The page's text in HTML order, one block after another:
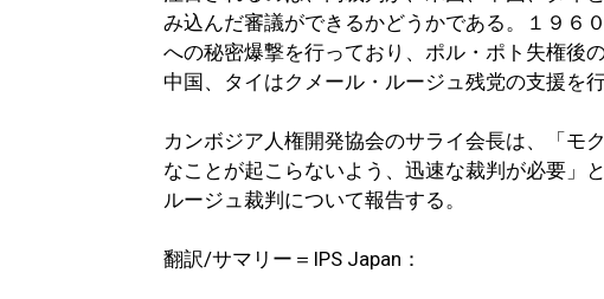
み込んだ審議ができるかどうかである。１９６
への秘密爆撃を行っており、ポル・ポト失権後
中国、タイはクメール・ルージュ残党の支援を行
カンボジア人権開発協会のサライ会長は、「モ
なことが起こらないよう、迅速な裁判が必要」
ルージュ裁判について報告する。
翻訳/サマリー＝IPS Japan：